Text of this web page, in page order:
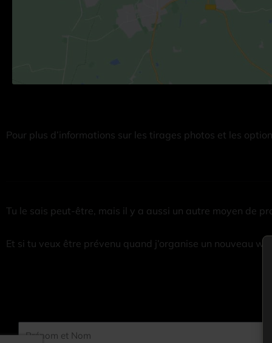
Pour plus d’informations sur les tirages photos et les
Tu le sais peut-être, mais il y a aussi un autre moyen de
Et si tu veux être prévenu quand j’organise un nouveau